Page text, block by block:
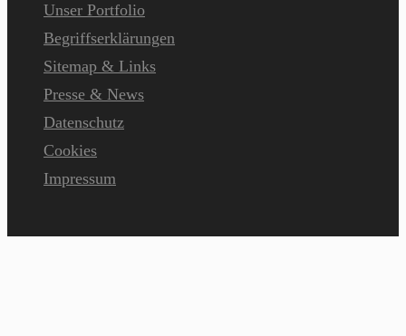
Unser Portfolio
Begriffserklärungen
Sitemap & Links
Presse & News
Datenschutz
Cookies
Impressum